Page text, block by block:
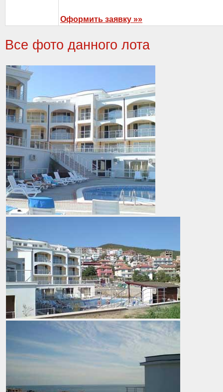
Оформить заявку »»
Все фото данного лота